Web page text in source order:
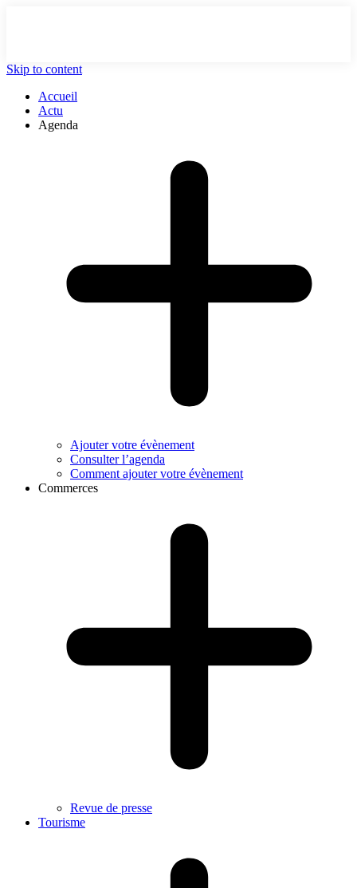
Skip to content
Accueil
Actu
Agenda
Ajouter votre évènement
Consulter l’agenda
Comment ajouter votre évènement
Commerces
Revue de presse
Tourisme